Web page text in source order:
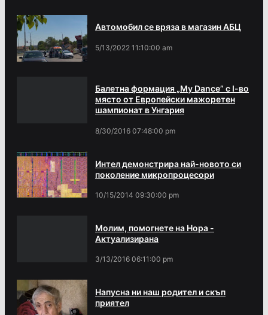
Автомобил се вряза в магазин АБЦ
5/13/2022 11:10:00 am
Балетна формация „My Dance” с І-во
място от Европейски мажоретен
шампионат в Унгария
8/30/2016 07:48:00 pm
Интел демонстрира най-новото си
поколение микропроцесори
10/15/2014 09:30:00 pm
Молим, помогнете на Нора -
Актуализирана
3/13/2016 06:11:00 pm
Напусна ни наш родител и скъп
приятел